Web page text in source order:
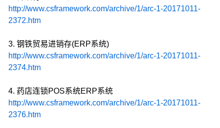
http://www.csframework.com/archive/1/arc-1-20171011-
2372.htm
3. 钢铁贸易进销存(ERP系统)
http://www.csframework.com/archive/1/arc-1-20171011-
2374.htm
4. 药店连锁POS系统ERP系统
http://www.csframework.com/archive/1/arc-1-20171011-
2376.htm